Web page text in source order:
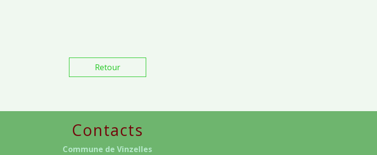
Retour
Contacts
Commune de Vinzelles